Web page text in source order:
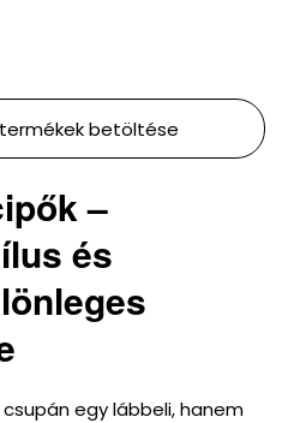
–
és
egy lábbeli, hanem
betöltése